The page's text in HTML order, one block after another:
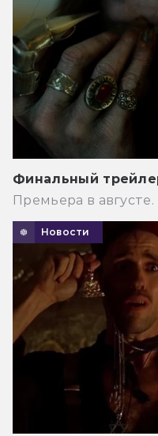
Финальный
Премьера в августе.
Новости